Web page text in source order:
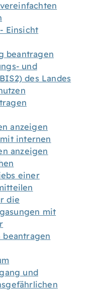
Einsicht
beantragen
und
des Landes
anzeigen
internen
anzeigen
einer
die
mit
beantragen
und